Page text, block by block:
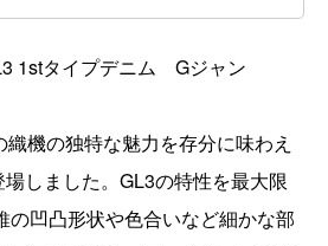
1stタイプデニム Gジャン
機の独特な魅力を存分に味わえ
しました。GL3の特性を最大限
の凹凸形状や色合いなど細かな部